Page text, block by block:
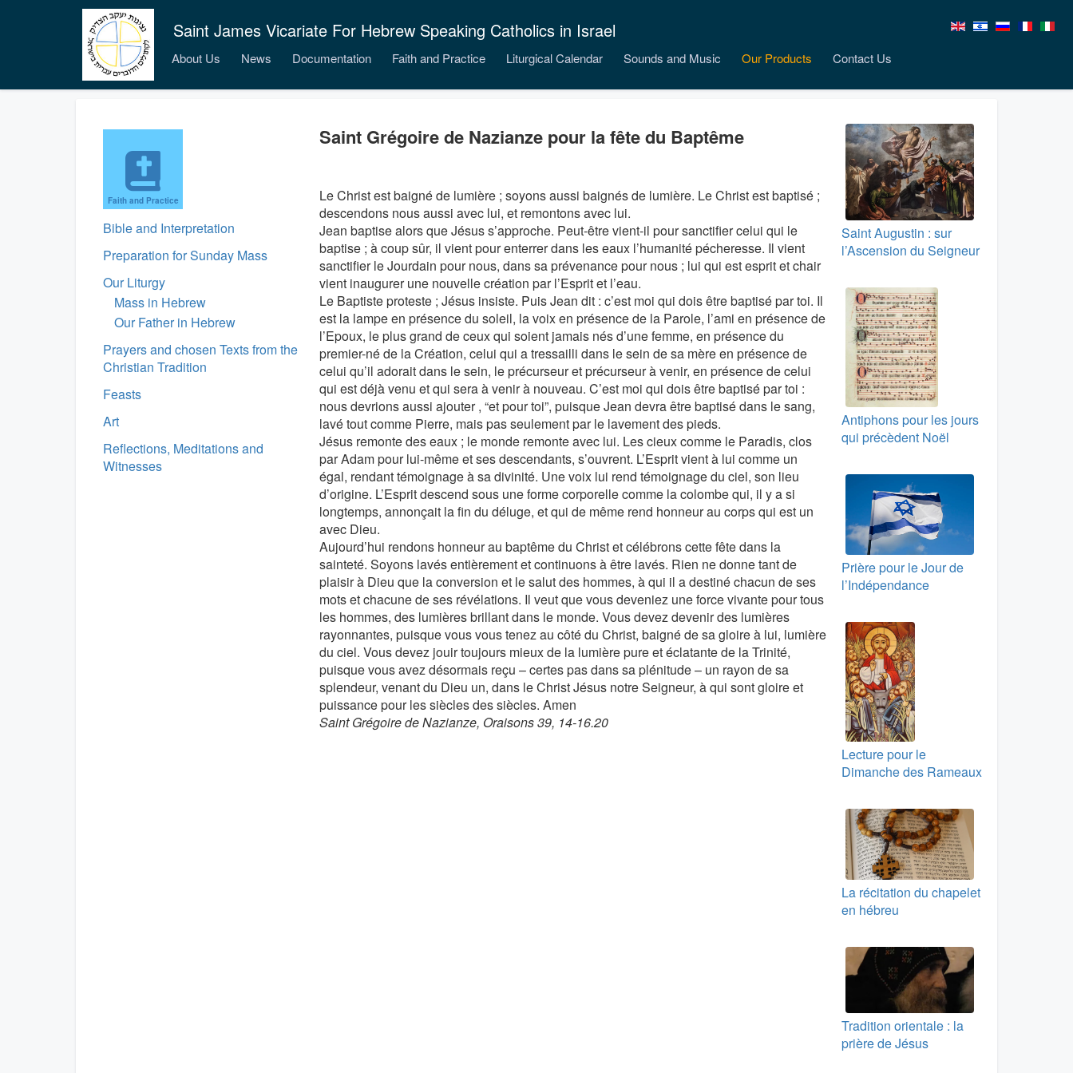
Saint James Vicariate For Hebrew Speaking Catholics in Israel
About Us News Documentation Faith and Practice Liturgical Calendar Sounds and Music Our Products Contact Us
Faith and Practice
Bible and Interpretation
Preparation for Sunday Mass
Our Liturgy
Mass in Hebrew
Our Father in Hebrew
Prayers and chosen Texts from the
Christian Tradition
Feasts
Art
Reflections, Meditations and
Witnesses
Saint Grégoire de Nazianze pour la fête du Baptême
Le Christ est baigné de lumière ; soyons aussi baignés de lumière. Le Christ est baptisé ;
descendons nous aussi avec lui, et remontons avec lui.
Jean baptise alors que Jésus s’approche. Peut-être vient-il pour sanctifier celui qui le
baptise ; à coup sûr, il vient pour enterrer dans les eaux l’humanité pécheresse. Il vient
sanctifier le Jourdain pour nous, dans sa prévenance pour nous ; lui qui est esprit et chair
vient inaugurer une nouvelle création par l’Esprit et l’eau.
Le Baptiste proteste ; Jésus insiste. Puis Jean dit : c’est moi qui dois être baptisé par toi. Il
est la lampe en présence du soleil, la voix en présence de la Parole, l’ami en présence de
l’Epoux, le plus grand de ceux qui soient jamais nés d’une femme, en présence du
premier-né de la Création, celui qui a tressailli dans le sein de sa mère en présence de
celui qu’il adorait dans le sein, le précurseur et précurseur à venir, en présence de celui
qui est déjà venu et qui sera à venir à nouveau. C’est moi qui dois être baptisé par toi :
nous devrions aussi ajouter , “et pour toi”, puisque Jean devra être baptisé dans le sang,
lavé tout comme Pierre, mais pas seulement par le lavement des pieds.
Jésus remonte des eaux ; le monde remonte avec lui. Les cieux comme le Paradis, clos
par Adam pour lui-même et ses descendants, s’ouvrent. L’Esprit vient à lui comme un
égal, rendant témoignage à sa divinité. Une voix lui rend témoignage du ciel, son lieu
d’origine. L’Esprit descend sous une forme corporelle comme la colombe qui, il y a si
longtemps, annonçait la fin du déluge, et qui de même rend honneur au corps qui est un
avec Dieu.
Aujourd’hui rendons honneur au baptême du Christ et célébrons cette fête dans la
sainteté. Soyons lavés entièrement et continuons à être lavés. Rien ne donne tant de
plaisir à Dieu que la conversion et le salut des hommes, à qui il a destiné chacun de ses
mots et chacune de ses révélations. Il veut que vous deveniez une force vivante pour tous
les hommes, des lumières brillant dans le monde. Vous devez devenir des lumières
rayonnantes, puisque vous vous tenez au côté du Christ, baigné de sa gloire à lui, lumière
du ciel. Vous devez jouir toujours mieux de la lumière pure et éclatante de la Trinité,
puisque vous avez désormais reçu – certes pas dans sa plénitude – un rayon de sa
splendeur, venant du Dieu un, dans le Christ Jésus notre Seigneur, à qui sont gloire et
puissance pour les siècles des siècles. Amen
Saint Grégoire de Nazianze, Oraisons 39, 14-16.20
Saint Augustin : sur
l’Ascension du Seigneur
Antiphons pour les jours
qui précèdent Noël
Prière pour le Jour de
l’Indépendance
Lecture pour le
Dimanche des Rameaux
La récitation du chapelet
en hébreu
Tradition orientale : la
prière de Jésus